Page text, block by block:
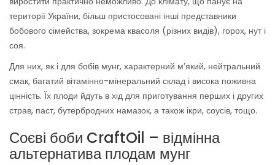
території України, більш пристосовані інші представники
бобового сімейства, зокрема квасоля (різних видів), горох, нут і
соя.
Для них, як і для бобів мунг, характерний м’який, нейтральний
смак, багатий вітамінно-мінеральний склад і висока поживна
цінність. Їх плоди йдуть в хід для приготування перших і других
страв, паст, бутербродних намазок, а також ікри, соусів, тощо.
Соєві боби CraftOil – відмінна
альтернатива плодам мунг